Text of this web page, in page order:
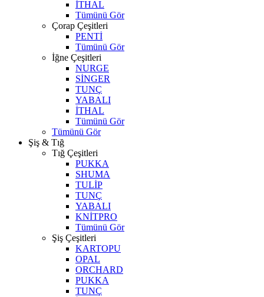
İTHAL
Tümünü Gör
Çorap Çeşitleri
PENTİ
Tümünü Gör
İğne Çeşitleri
NURGE
SİNGER
TUNÇ
YABALI
İTHAL
Tümünü Gör
Tümünü Gör
Şiş & Tığ
Tığ Çeşitleri
PUKKA
SHUMA
TULİP
TUNÇ
YABALI
KNİTPRO
Tümünü Gör
Şiş Çeşitleri
KARTOPU
OPAL
ORCHARD
PUKKA
TUNÇ